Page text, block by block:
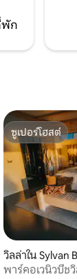
พัก
5.0 จาก 5, 35 รี
ซูเปอร์โฮสต์
ซูเปอร์โฮสต์
วิลล่าใน Sylvan
พาร์คอเวนิวบีช